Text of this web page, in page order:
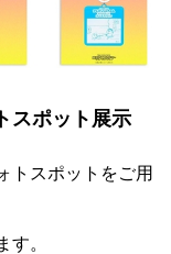
スポット展示
トスポットをご用
。